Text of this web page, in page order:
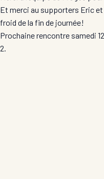
Et merci au supporters Eric et
froid de la fin de journée!
Prochaine rencontre samedi
2.